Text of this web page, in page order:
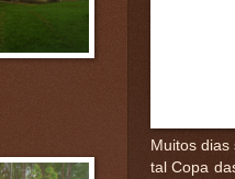
Muitos
tal Copa